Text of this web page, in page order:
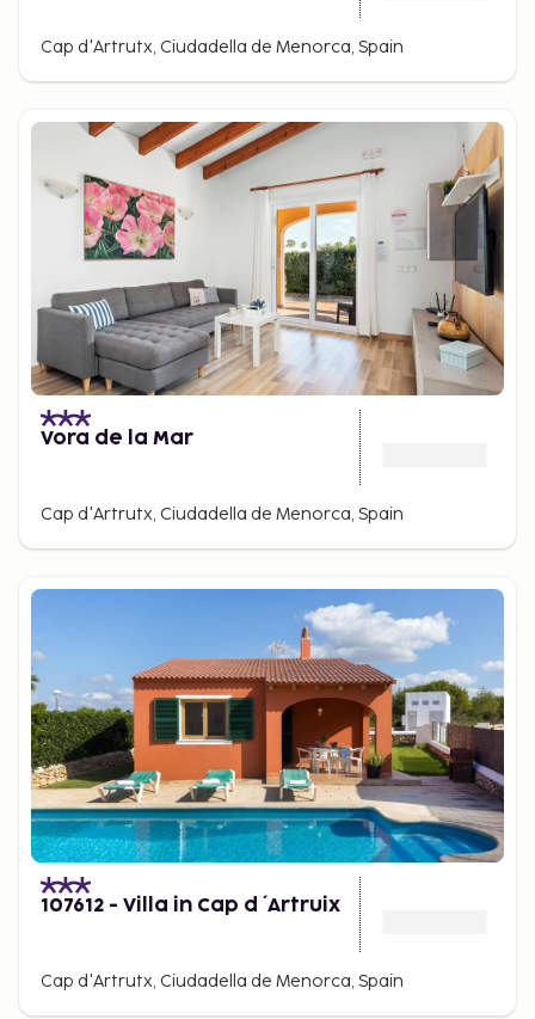
Cap d'Artrutx, Ciudadella de Menorca, Spain
Vora de la Mar
Cap d'Artrutx, Ciudadella de Menorca, Spain
107612 - Villa in Cap d ´Artruix
Cap d'Artrutx, Ciudadella de Menorca, Spain